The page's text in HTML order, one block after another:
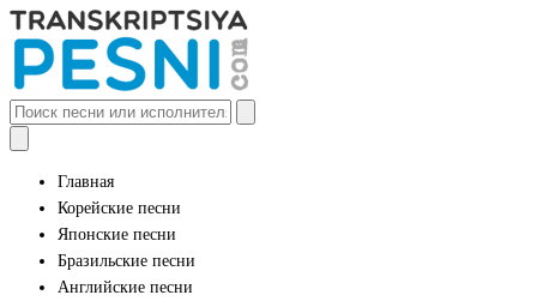
Главная
Корейские песни
Японские песни
Бразильские песни
Английские песни